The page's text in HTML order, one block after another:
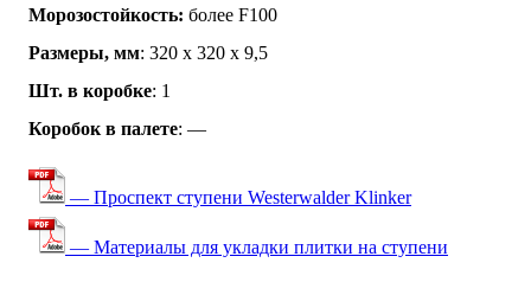
Морозостойкость: более F100
Размеры, мм: 320 x 320 x 9,5
Шт. в коробке: 1
Коробок в палете: —
— Проспект ступени Westerwalder Klinker
— Материалы для укладки плитки на ступени